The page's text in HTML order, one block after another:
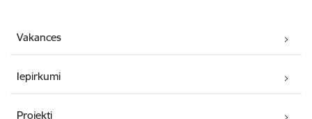
Vakances
Iepirkumi
Projekti